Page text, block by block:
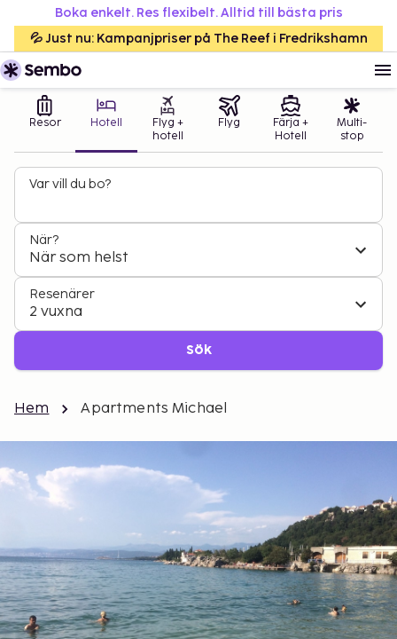
Boka enkelt. Res flexibelt. Alltid till bästa pris
💦 Just nu: Kampanjpriser på The Reef i Fredrikshamn
Resor Hotell
Flyg +
hotell
Flyg
Färja +
Hotell
Multi-
stop
Var vill du bo?
När?
När som helst
Resenärer
2 vuxna
Sök
Hem Apartments Michael